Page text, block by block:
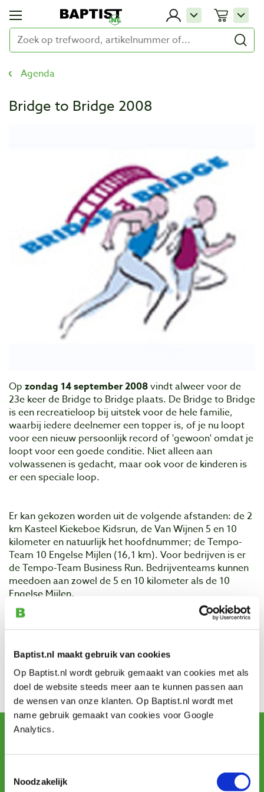
Baptist.nl maakt gebruik van cookies
Op Baptist.nl wordt gebruik gemaakt van cookies met als
doel de website steeds meer aan te kunnen passen aan
de wensen van onze klanten. Op Baptist.nl wordt met
name gebruik gemaakt van cookies voor Google
Analytics.
Noodzakelijk
Agenda
Bridge to Bridge 2008
Op zondag 14 september 2008vindt alweer voor de
23e keer de Bridge to Bridge plaats. De Bridge to Bridge
is een recreatieloop bij uitstek voor de hele familie,
waarbij iedere deelnemer een topper is, of je nu loopt
voor een nieuw persoonlijk record of 'gewoon' omdat je
loopt voor een goede conditie. Niet alleen aan
volwassenen is gedacht, maar ook voor de kinderen is
er een speciale loop.
Er kan gekozen worden uit de volgende afstanden: de 2
km Kasteel Kiekeboe Kidsrun, de Van Wijnen 5 en 10
kilometer en natuurlijk het hoofdnummer; de Tempo-
Team 10 Engelse Mijlen (16,1 km). Voor bedrijven is er
de Tempo-Team Business Run. Bedrijventeams kunnen
meedoen aan zowel de 5 en 10 kilometer als de 10
Engelse Mijlen.
Alle deelnemers starten middenin het hart van de stad,
door de Arnhemse binnenstad.
Contact
Bezoek de website
Schrijf u in voor de maandelijkse nieuwsbrief